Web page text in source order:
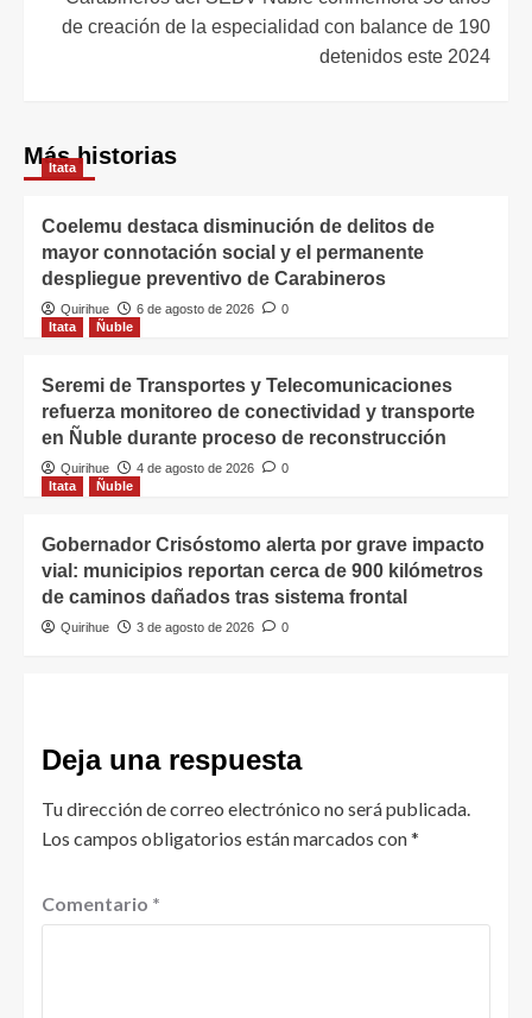
de creación de la especialidad con balance de 190
detenidos este 2024
Más historias
Itata
Coelemu destaca disminución de delitos de
mayor connotación social y el permanente
despliegue preventivo de Carabineros
Quirihue 6 de agosto de 2026
0
Itata
Ñuble
Seremi de Transportes y Telecomunicaciones
refuerza monitoreo de conectividad y transporte
en Ñuble durante proceso de reconstrucción
Quirihue 4 de agosto de 2026
0
Itata
Ñuble
Gobernador Crisóstomo alerta por grave impacto
vial: municipios reportan cerca de 900 kilómetros
de caminos dañados tras sistema frontal
Quirihue 3 de agosto de 2026 0
Deja una respuesta
Tu dirección de correo electrónico no será publicada.
Los campos obligatorios están marcados con*
Comentario *